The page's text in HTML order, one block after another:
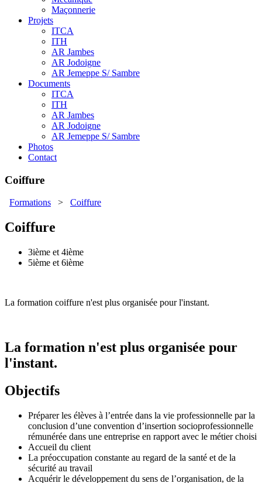
Maçonnerie
Projets
ITCA
ITH
AR Jambes
AR Jodoigne
AR Jemeppe S/ Sambre
Documents
ITCA
ITH
AR Jambes
AR Jodoigne
AR Jemeppe S/ Sambre
Photos
Contact
Coiffure
Formations > Coiffure
Coiffure
3ième et 4ième
5ième et 6ième
La formation coiffure n'est plus organisée pour l'instant.
La formation n'est plus organisée pour
l'instant.
Objectifs
Préparer les élèves à l’entrée dans la vie professionnelle par la
conclusion d’une convention d’insertion socioprofessionnelle
rémunérée dans une entreprise en rapport avec le métier choisi
Accueil du client
La préoccupation constante au regard de la santé et de la
sécurité au travail
Acquérir le développement du sens de l’organisation, de la